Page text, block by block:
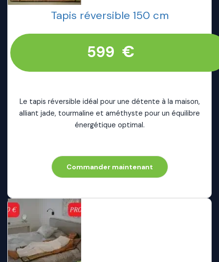
Tapis réversible 150 cm
599 €
Le tapis réversible idéal pour une détente à la maison,
alliant jade, tourmaline et améthyste pour un équilibre
énergétique optimal.
Commander maintenant